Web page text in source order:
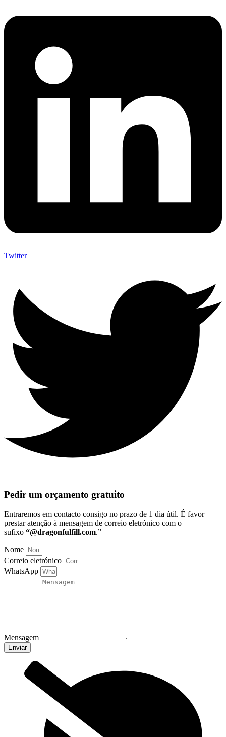
Twitter
Pedir um orçamento gratuito
Entraremos em contacto consigo no prazo de 1 dia útil. É favor
prestar atenção à mensagem de correio eletrónico com o
sufixo “@dragonfulfill.com.”
Nome
Correio eletrónico
WhatsApp
Mensagem
Enviar